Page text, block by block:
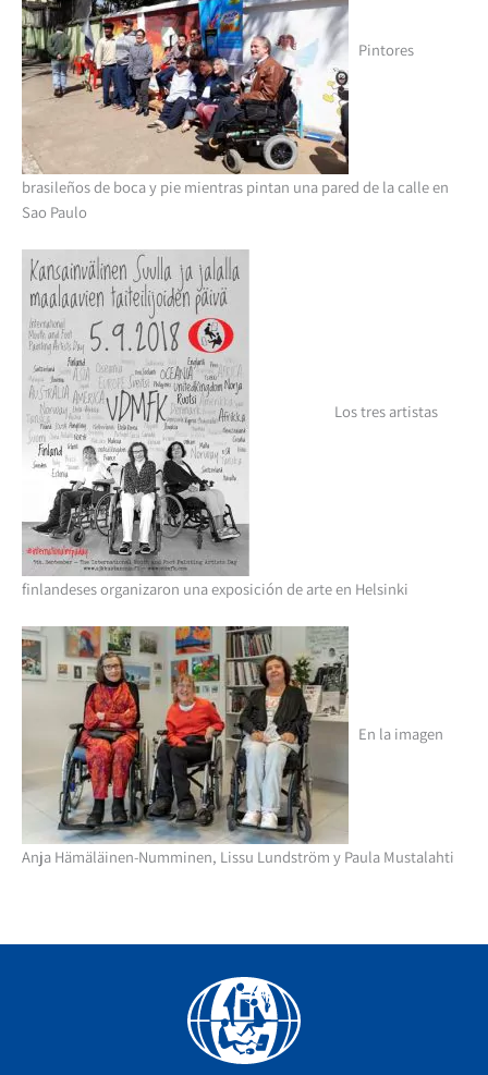
Pintores
brasileños de boca y pie mientras pintan una pared de la calle en
Sao Paulo
Los tres artistas
finlandeses organizaron una exposición de arte en Helsinki
En la imagen
Anja Hämäläinen-Numminen, Lissu Lundström y Paula Mustalahti
Facebook
YouTube
Instagram